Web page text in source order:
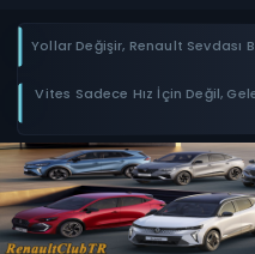
Yollar Değişir, Renault Sevdası
Vites Sadece Hız İçin Değil,